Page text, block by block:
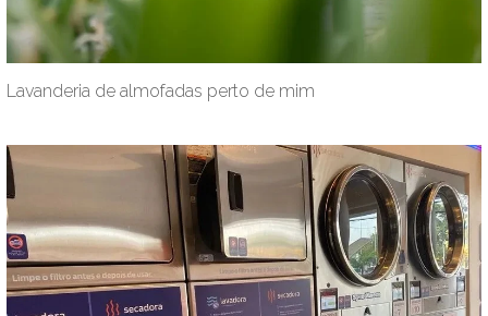
Lavanderia de almofadas perto de mim